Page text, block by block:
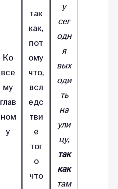
Ко
все
му
глав
ном
у
так
как,
пот
ому
что,
всл
едс
тви
е
тог
о
что
у
сег
одн
я
вых
оди
ть
на
ули
цу,
так
как
там